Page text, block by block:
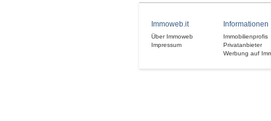
Immoweb.it
Über Immoweb
Impressum
Informationen
Immobilienprofis
Privatanbieter
Werbung auf